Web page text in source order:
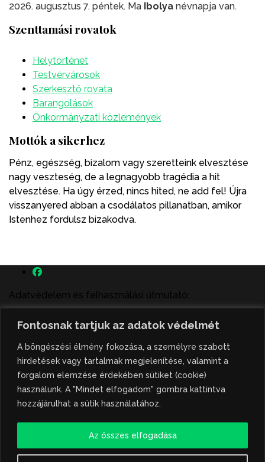
Fontosnak tartjuk az adatok védelmét
A böngészési élmény fokozása, a személyre szabott
hirdetések vagy tartalmak megjelenítése, valamint a
forgalom elemzése érdekében sütiket (cookie)
használunk. A "Mindet elfogadom" gombra kattintva
hozzájárulhat a sütik használatához.
Az összes elfogadása
2026. augusztus 7. péntek. Ma Ibolya névnapja van.
Szenttamási rovatok
Helytörténet
Testvérvárosok
Szerkesztő rovata
Barangolások
Önkormányzati közlemények
Mottók a sikerhez
Pénz, egészség, bizalom vagy szeretteink elvesztése
nagy veszteség, de a legnagyobb tragédia a hit
elvesztése. Ha úgy érzed, nincs hited, ne add fel! Újra
visszanyered abban a csodálatos pillanatban, amikor
Istenhez fordulsz bizakodva.
Adatvédelem és felhasználási útmutató:
A szenttamás.rs magyar nyelvű internetes hírportálon
megjelenő szerzői írások, a híranyag és minden egyéb
tartalom a portált működtető Gion Nándor Kulturális
Központ szellemi tulajdonát képezik, amely szellemi
tulajdont a nemzetközi és szerbiai törvények védik. A
jogosulatlan felhasználás büntető- és polgári jogi
következményeket von maga után. A hírportálon
ismertetése, illetve közzétett fotók átvétele kizárólag
csak hivatkozással, illetve a forrás megjelölésével